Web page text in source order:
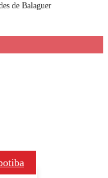
de Balaguer